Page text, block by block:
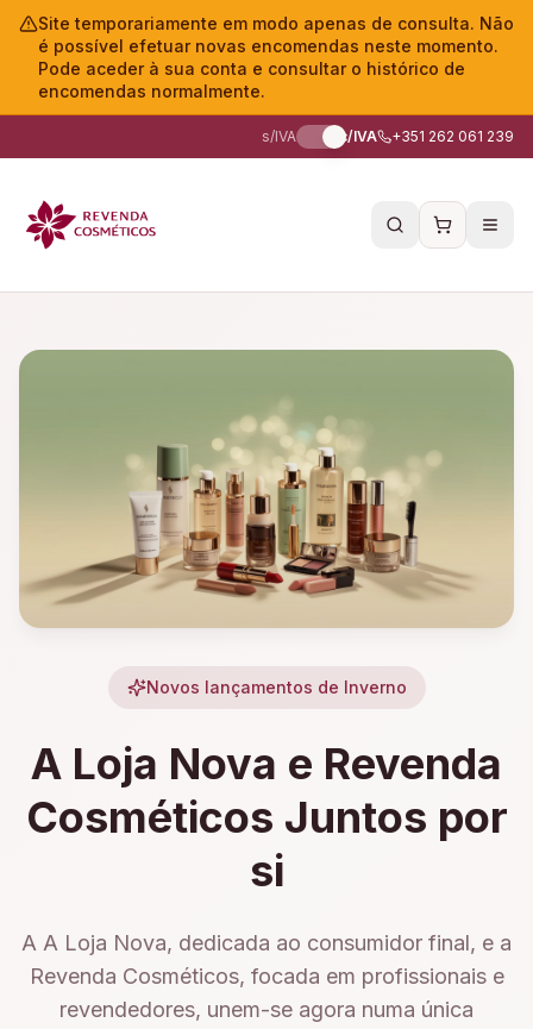
Site temporariamente em modo apenas de consulta. Não
é possível efetuar novas encomendas neste momento.
Pode aceder à sua conta e consultar o histórico de
encomendas normalmente.
s/IVA c/IVA +351 262 061 239
Novos lançamentos de Inverno
A Loja Nova e Revenda
Cosméticos Juntos por
si
A A Loja Nova, dedicada ao consumidor final, e a
Revenda Cosméticos, focada em profissionais e
revendedores, unem-se agora numa única